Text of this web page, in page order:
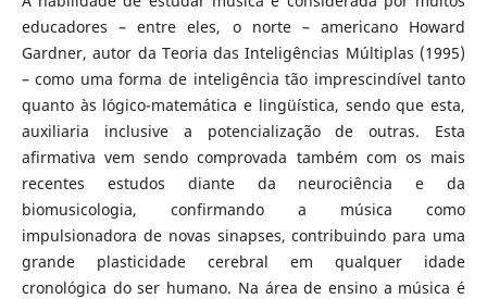
educadores – entre eles, o norte – americano Howard
Gardner, autor da Teoria das Inteligências Múltiplas (1995)
– como uma forma de inteligência tão imprescindível tanto
quanto às lógico-matemática e lingüística, sendo que esta,
auxiliaria inclusive a potencialização de outras. Esta
afirmativa vem sendo comprovada também com os mais
recentes estudos diante da neurociência e da
biomusicologia, confirmando a música como
impulsionadora de novas sinapses, contribuindo para uma
grande plasticidade cerebral em qualquer idade
cronológica do ser humano. Na área de ensino a música é